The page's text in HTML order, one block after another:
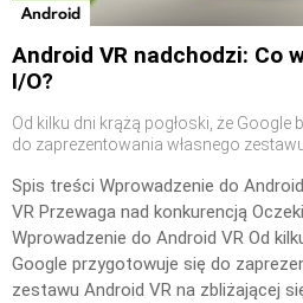
Android
Android VR nadchodzi: Co
I/O?
Od kilku dni krążą pogłoski, że
do zaprezentowania własnego
Spis treści Wprowadzenie do
VR Przewaga nad konkurencją
Wprowadzenie do Android VR Od
Google przygotowuje się do
zestawu Android VR na zbliżającej